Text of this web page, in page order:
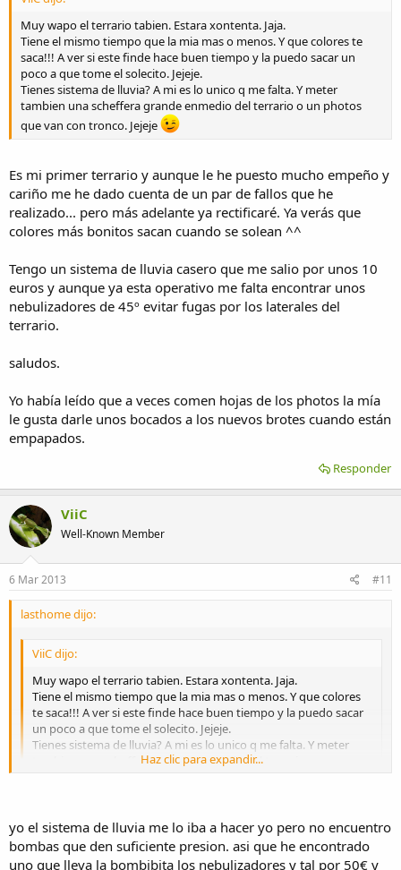
Muy wapo el terrario tabien. Estara xontenta. Jaja.
Tiene el mismo tiempo que la mia mas o menos. Y que colores te
saca!!! A ver si este finde hace buen tiempo y la puedo sacar un
poco a que tome el solecito. Jejeje.
Tienes sistema de lluvia? A mi es lo unico q me falta. Y meter
tambien una scheffera grande enmedio del terrario o un photos
que van con tronco. Jejeje
Es mi primer terrario y aunque le he puesto mucho empeño y
cariño me he dado cuenta de un par de fallos que he
realizado... pero más adelante ya rectificaré. Ya verás que
colores más bonitos sacan cuando se solean ^^
Tengo un sistema de lluvia casero que me salio por unos 10
euros y aunque ya esta operativo me falta encontrar unos
nebulizadores de 45º evitar fugas por los laterales del
terrario.
saludos.
Yo había leído que a veces comen hojas de los photos la mía
le gusta darle unos bocados a los nuevos brotes cuando están
empapados.
Responder
ViiC
Well-Known Member
6 Mar 2013 #11
lasthome dijo:
ViiC dijo:
Muy wapo el terrario tabien. Estara xontenta. Jaja.
Tiene el mismo tiempo que la mia mas o menos. Y que colores
te saca!!! A ver si este finde hace buen tiempo y la puedo sacar
un poco a que tome el solecito. Jejeje.
Tienes sistema de lluvia? A mi es lo unico q me falta. Y meter
tambien una scheffera grande enmedio del terrario o un
Es mi primer terrario y aunque le he puesto mucho empeño y
cariño me he dado cuenta de un par de fallos que he realizado...
pero más adelante ya rectificaré. Ya verás que colores más bonitos
Haz clic para expandir...
yo el sistema de lluvia me lo iba a hacer yo pero no encuentro
bombas que den suficiente presion. asi que he encontrado
uno que lleva la bombibita los nebulizadores y tal por 50€ y